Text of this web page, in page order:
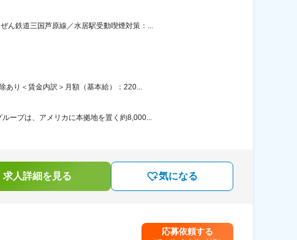
ん鉄道三国芦原線／水居駅受動喫煙対策：...
あり＜賃金内訳＞月額（基本給）：220...
ープは、アメリカに本拠地を置く約8,000...
求人詳細を見る 気になる
応募依頼する